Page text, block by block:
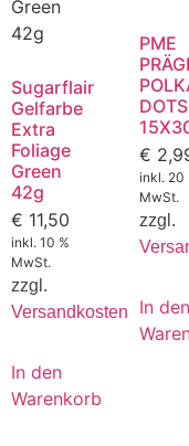
Sugarflair
Gelfarbe
Extra
Foliage
Green
42g
€ 11,50
inkl. 10 %
MwSt.
zzgl.
Versandkosten
In den
Warenkorb
PME
DOTS
€
inkl. 20
MwSt.
zzgl.
In den